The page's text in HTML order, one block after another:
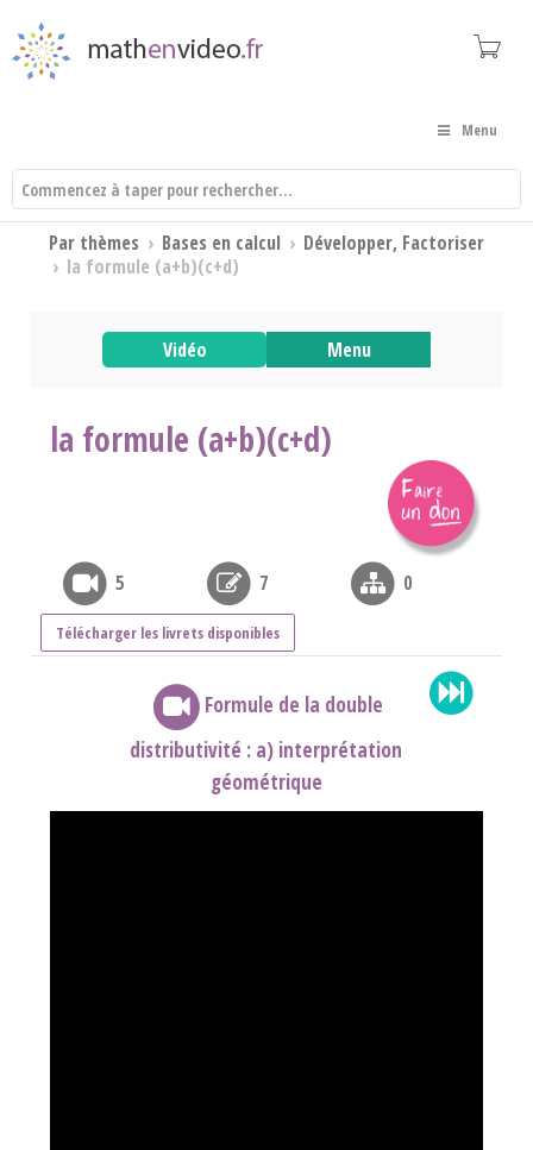
Menu
Par thèmes › Bases en calcul › Développer, Factoriser
› la formule (a+b)(c+d)
Vidéo Menu
la formule (a+b)(c+d)
5 7 0
Télécharger les livrets disponibles
Formule de la double
distributivité : a) interprétation
géométrique